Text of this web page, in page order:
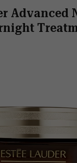
Advanced